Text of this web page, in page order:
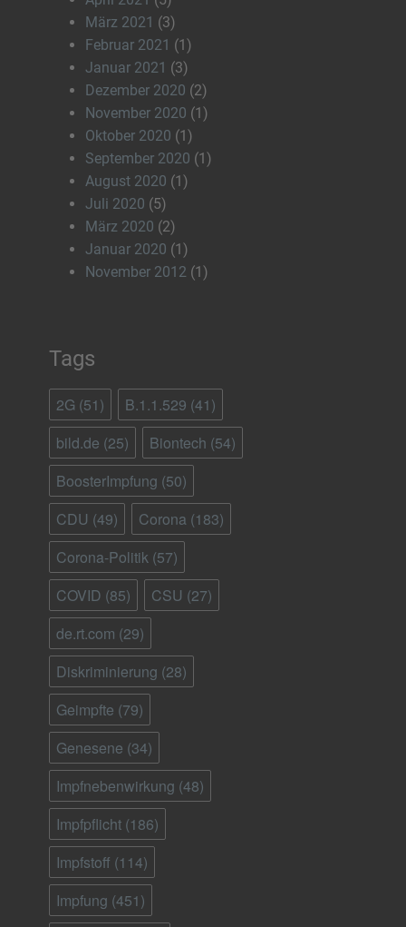
März 2021 (3)
Februar 2021 (1)
Januar 2021 (3)
Dezember 2020 (2)
November 2020 (1)
Oktober 2020 (1)
September 2020 (1)
August 2020 (1)
Juli 2020 (5)
März 2020 (2)
Januar 2020 (1)
November 2012 (1)
Tags
2G (51) B.1.1.529 (41)
bild.de (25) Biontech (54)
BoosterImpfung (50)
CDU (49) Corona (183)
Corona-Politik (57)
COVID (85) CSU (27)
de.rt.com (29)
Diskriminierung (28)
Geimpfte (79)
Genesene (34)
Impfnebenwirkung (48)
Impfpflicht (186)
Impfstoff (114)
Impfung (451)